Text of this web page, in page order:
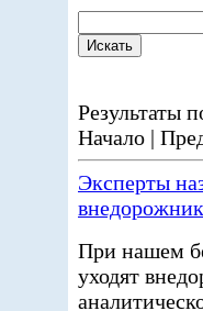
Результаты
Начало |
Эксперты
При нашем
уходят